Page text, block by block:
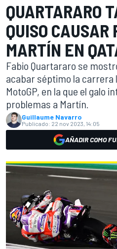
QUARTARARO
QUISO CAUSAR
MARTÍN EN
Fabio Quartararo se
acabar séptimo la carrera
MotoGP, en la que el galo
problemas a Martín.
Guillaume Navarro
Publicado: 22 nov 2023, 14:05
AÑADIR COMO